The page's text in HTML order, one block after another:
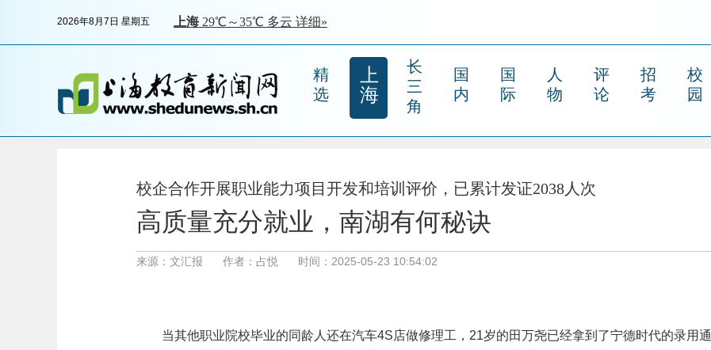
2026年8月7日 星期五
精
选
上
海
长
三
角
国
内
国
际
人
物
评
论
招
考
校
园
校企合作开展职业能力项目开发和培训评价，已累计发证2038人次
高质量充分就业，南湖有何秘诀
来源：文汇报 作者：占悦 时间：2025-05-23 10:54:02
当其他职业院校毕业的同龄人还在汽车4S店做修理工，21岁的田万尧已经拿到了宁德时代的录用通